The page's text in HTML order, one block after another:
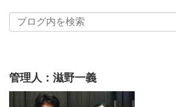
管理人：滋野一義